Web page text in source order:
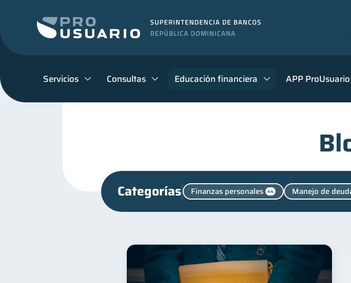
Servicios Consultas Educación financiera APP ProUsuario
Categorías Finanzas personales 44 Manejo de
Productos financieros Organización Financiera
Ahorro Tarjeta de crédito 6 Historial crediticio